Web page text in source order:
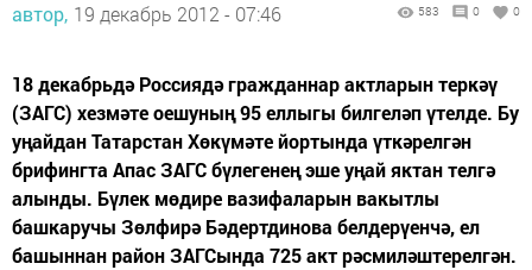
автор, 19 декабрь 2012 - 07:46 583 0 0
18 декабрьдә Россиядә гражданнар актларын теркәү
(ЗАГС) хезмәте оешуның 95 еллыгы билгеләп үтелде. Бу
уңайдан Татарстан Хөкүмәте йортында үткәрелгән
брифингта Апас ЗАГС бүлегенең эше уңай яктан телгә
алынды. Бүлек мөдире вазифаларын вакытлы
башкаручы Зөлфирә Бәдертдинова белдерүенчә, ел
башыннан район ЗАГСында 725 акт рәсмиләштерелгән.